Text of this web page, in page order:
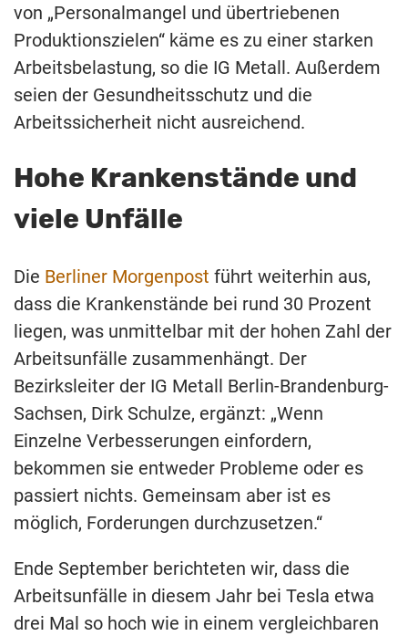
von „Personalmangel und übertriebenen
Produktionszielen“ käme es zu einer starken
Arbeitsbelastung, so die IG Metall. Außerdem
seien der Gesundheitsschutz und die
Arbeitssicherheit nicht ausreichend.
Hohe Krankenstände und
viele Unfälle
Die Berliner Morgenpost führt weiterhin aus,
dass die Krankenstände bei rund 30 Prozent
liegen, was unmittelbar mit der hohen Zahl der
Arbeitsunfälle zusammenhängt. Der
Bezirksleiter der IG Metall Berlin-Brandenburg-
Sachsen, Dirk Schulze, ergänzt: „Wenn
Einzelne Verbesserungen einfordern,
bekommen sie entweder Probleme oder es
passiert nichts. Gemeinsam aber ist es
möglich, Forderungen durchzusetzen.“
Ende September berichteten wir, dass die
Arbeitsunfälle in diesem Jahr bei Tesla etwa
drei Mal so hoch wie in einem vergleichbaren